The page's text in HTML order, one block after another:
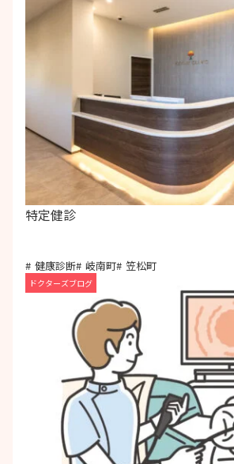
特定健診
健康診断
岐南町 笠松町
ドクターズブログ